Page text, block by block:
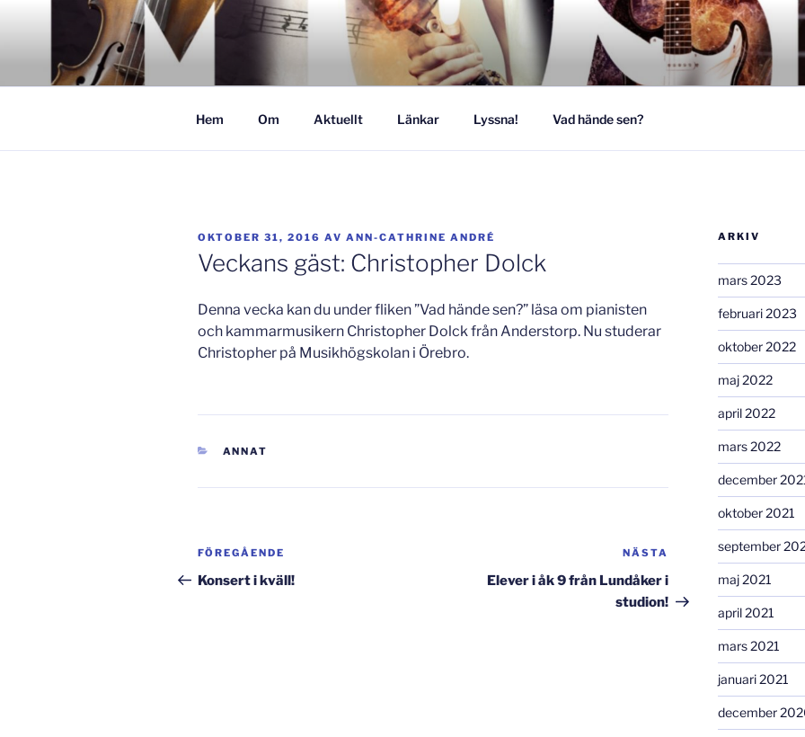
GISLAVEDMUSIKESTET
Hem Om Aktuellt Länkar Lyssna! Vad hände sen?
PUBLICERAT
OKTOBER 31, 2016 AV ANN-CATHRINE ANDRÉ
Veckans gäst: Christopher Dolck
Denna vecka kan du under fliken ”Vad hände sen?” läsa om pianisten
och kammarmusikern Christopher Dolck från Anderstorp. Nu studerar
Christopher på Musikhögskolan i Örebro.
KATEGORIER
ANNAT
Inläggsnavigering
Föregående
inlägg
FÖREGÅENDE
Konsert i kväll!
inlägg
NÄSTA
Elever i åk 9 från Lundåker i
studion!
ARKIV
mars 2023
februari 2023
oktober 2022
maj 2022
april 2022
mars 2022
december
oktober 2021
september
maj 2021
april 2021
mars 2021
januari 2021
december